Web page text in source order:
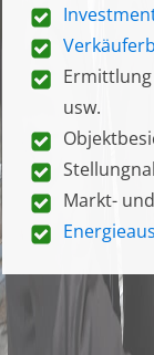
usw.
Markt-